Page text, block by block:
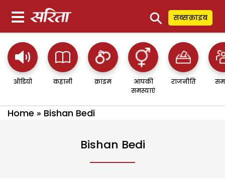
⚲ सब्सक्राइब
ऑडियो कहानी क्राइम
आपकी
समस्याएं
राजनीति
Home » Bishan Bedi
Bishan Bedi